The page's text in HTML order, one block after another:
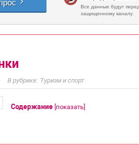
Туризм и спорт
Содержание показать